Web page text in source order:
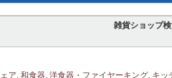
雑貨ショップ
ア, 和食器, 洋食器・ファイヤーキング, キッ